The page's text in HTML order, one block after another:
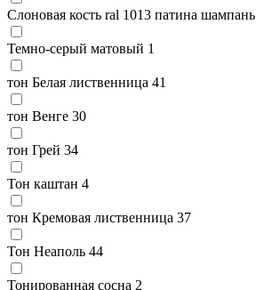
Слоновая кость ral 1013 патина шампань
Темно-серый матовый 1
тон Белая лиственница 41
тон Венге 30
тон Грей 34
Тон каштан 4
тон Кремовая лиственница 37
Тон Неаполь 44
Тонированная сосна 2